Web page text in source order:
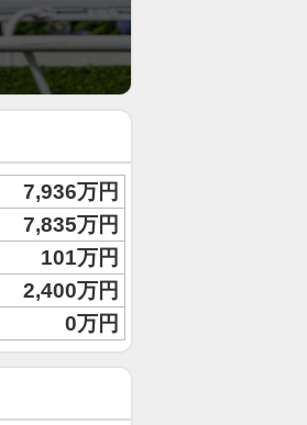
7,936万円
7,835万円
101万円
2,400万円
0万円